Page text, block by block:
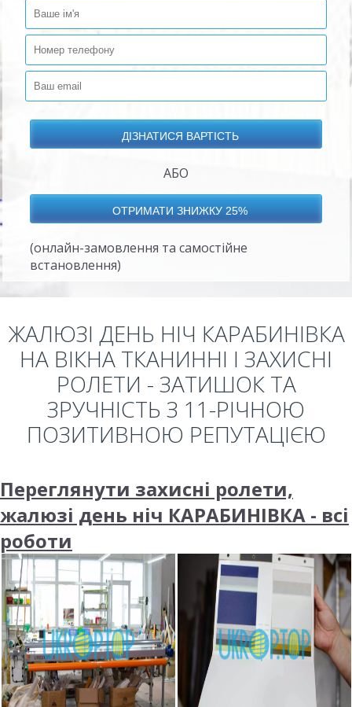
АБО
(онлайн-замовлення та самостійне
встановлення)
ЖАЛЮЗІ ДЕНЬ НІЧ КАРАБИНІВКА
НА ВІКНА ТКАНИННІ І ЗАХИСНІ
РОЛЕТИ - ЗАТИШОК ТА
ЗРУЧНІСТЬ З 11-РІЧНОЮ
ПОЗИТИВНОЮ РЕПУТАЦІЄЮ
Переглянути захисні ролети,
жалюзі день ніч КАРАБИНІВКА - всі
роботи